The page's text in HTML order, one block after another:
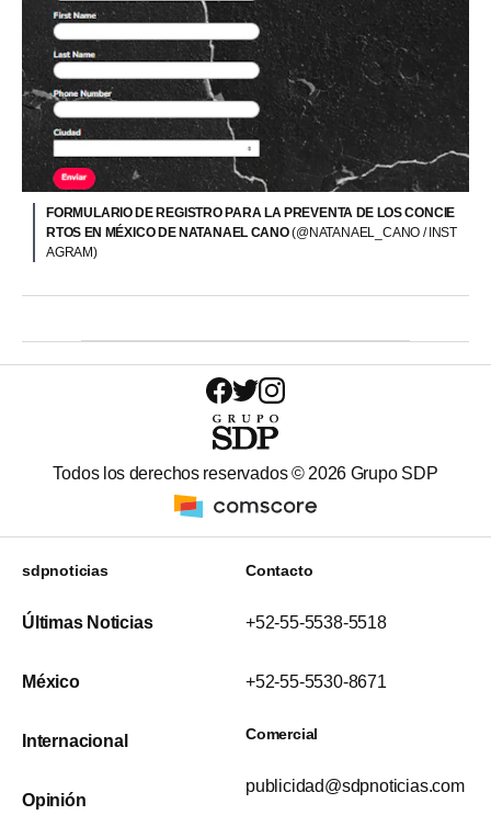
FORMULARIO DE REGISTRO PARA LA PREVENTA DE LOS CONCIE
RTOS EN MÉXICO DE NATANAEL CANO(@NATANAEL_CANO / INST
AGRAM)
Todos los derechos reservados © 2026 Grupo SDP
sdpnoticias
Últimas Noticias
México
Internacional
Opinión
Contacto
+52-55-5538-5518
+52-55-5530-8671
Comercial
publicidad@sdpnoticias.com